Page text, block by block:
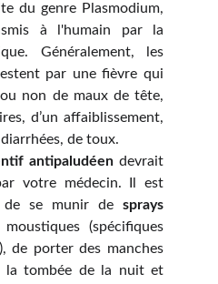
du genre Plasmodium,
à l'humain par la
Généralement, les
par une fièvre qui
ou non de maux de tête,
d’un affaiblissement,
de toux.
antipaludéen devrait
votre médecin. Il est
de se munir de sprays
(spécifiques
de porter des manches
la tombée de la nuit et